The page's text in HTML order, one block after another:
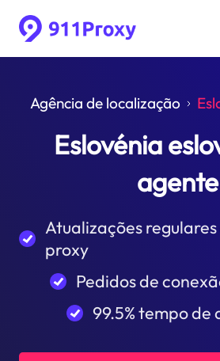
Agência de localização
Eslovénia
agente
Atualizações
proxy
Pedidos de
99.5% tempo